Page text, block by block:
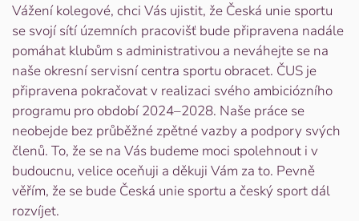
Vážení kolegové, chci Vás ujistit, že Česká unie sportu
se svojí sítí územních pracovišť bude připravena nadále
pomáhat klubům s administrativou a neváhejte se na
naše okresní servisní centra sportu obracet. ČUS je
připravena pokračovat v realizaci svého ambiciózního
programu pro období 2024–2028. Naše práce se
neobejde bez průběžné zpětné vazby a podpory svých
členů. To, že se na Vás budeme moci spolehnout i v
budoucnu, velice oceňuji a děkuji Vám za to. Pevně
věřím, že se bude Česká unie sportu a český sport dál
rozvíjet.